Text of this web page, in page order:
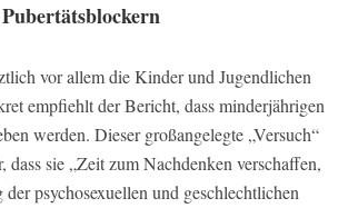
vor allem die Kinder und Jugendlichen
empfiehlt der Bericht, dass minderjährigen
werden. Dieser großangelegte „Versuch“
dass sie „Zeit zum Nachdenken verschaffen,
psychosexuellen und geschlechtlichen